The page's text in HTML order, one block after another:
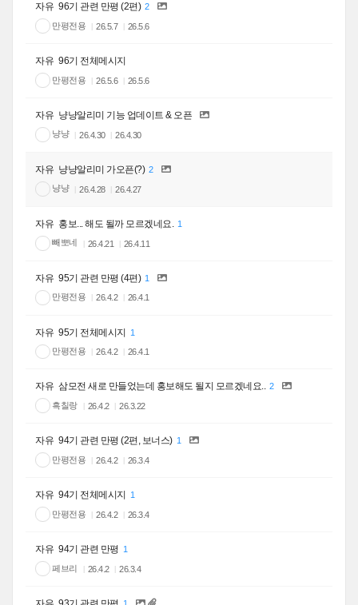
자유 96기 관련 만평 (2편) 2
만평전용
26.5.7 26.5.6
자유 96기 전체메시지
만평전용 26.5.6 26.5.6
자유 냥냥알리미 기능 업데이트 & 오픈
냥냥 26.4.30 26.4.30
자유 냥냥알리미 가오픈(?) 2
냥냥
26.4.28 26.4.27
자유 홍보... 해도 될까 모르겠네요.
1
빼뽀네
26.4.21 26.4.11
자유 95기 관련 만평 (4편) 1
만평전용
26.4.2 26.4.1
자유 95기 전체메시지 1
만평전용
26.4.2 26.4.1
자유 삼모전 새로 만들었는데 홍보해도 될지 모르겠네요.. 2
흑칠랑
26.4.2 26.3.22
자유 94기 관련 만평 (2편, 보너스) 1
만평전용
26.4.2 26.3.4
자유 94기 전체메시지
1
만평전용
26.4.2 26.3.4
자유 94기 관련 만평 1
페브리
26.4.2 26.3.4